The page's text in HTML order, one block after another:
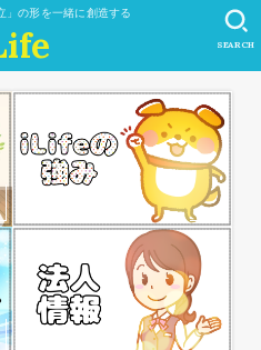
」の形を一緒に創造する
SEARCH